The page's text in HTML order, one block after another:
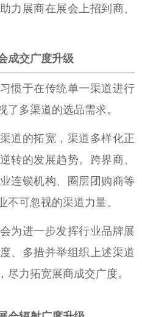
力展商在展会上招到商、
成交广度升级
惯于在传统单一渠道进行
多渠道的选品需求。
道的拓宽，渠道多样化正
转的发展趋势。跨界商、
连锁机构、圈层团购商等
不可忽视的渠道力量。
为进一步发挥行业品牌展
、多措并举组织上述渠道
力拓宽展商成交广度。